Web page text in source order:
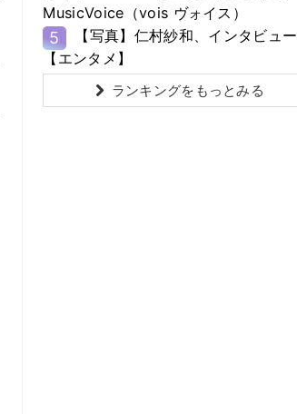
MusicVoice（vois ヴォイス）
5
【写真】仁村紗和、インタビュー
【エンタメ】
ランキングをもっとみる